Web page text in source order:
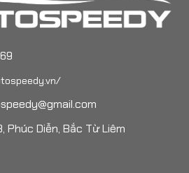
Phúc Diễn, Bắc Từ Liêm